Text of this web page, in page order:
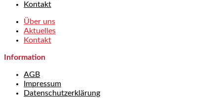
Kontakt
Über uns
Aktuelles
Kontakt
Information
AGB
Impressum
Datenschutzerklärung